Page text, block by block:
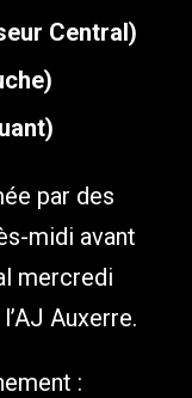
Central)
par des
midi avant
mercredi
Auxerre.
: